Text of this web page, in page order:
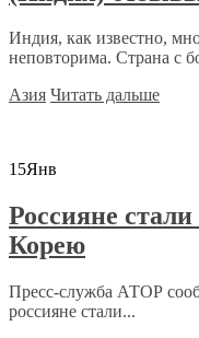
Индия, как известно,
неповторима. Страна с
Азия Читать дальше
15Янв
Россияне
Корею
Пресс-служба АТОР
россияне стали...